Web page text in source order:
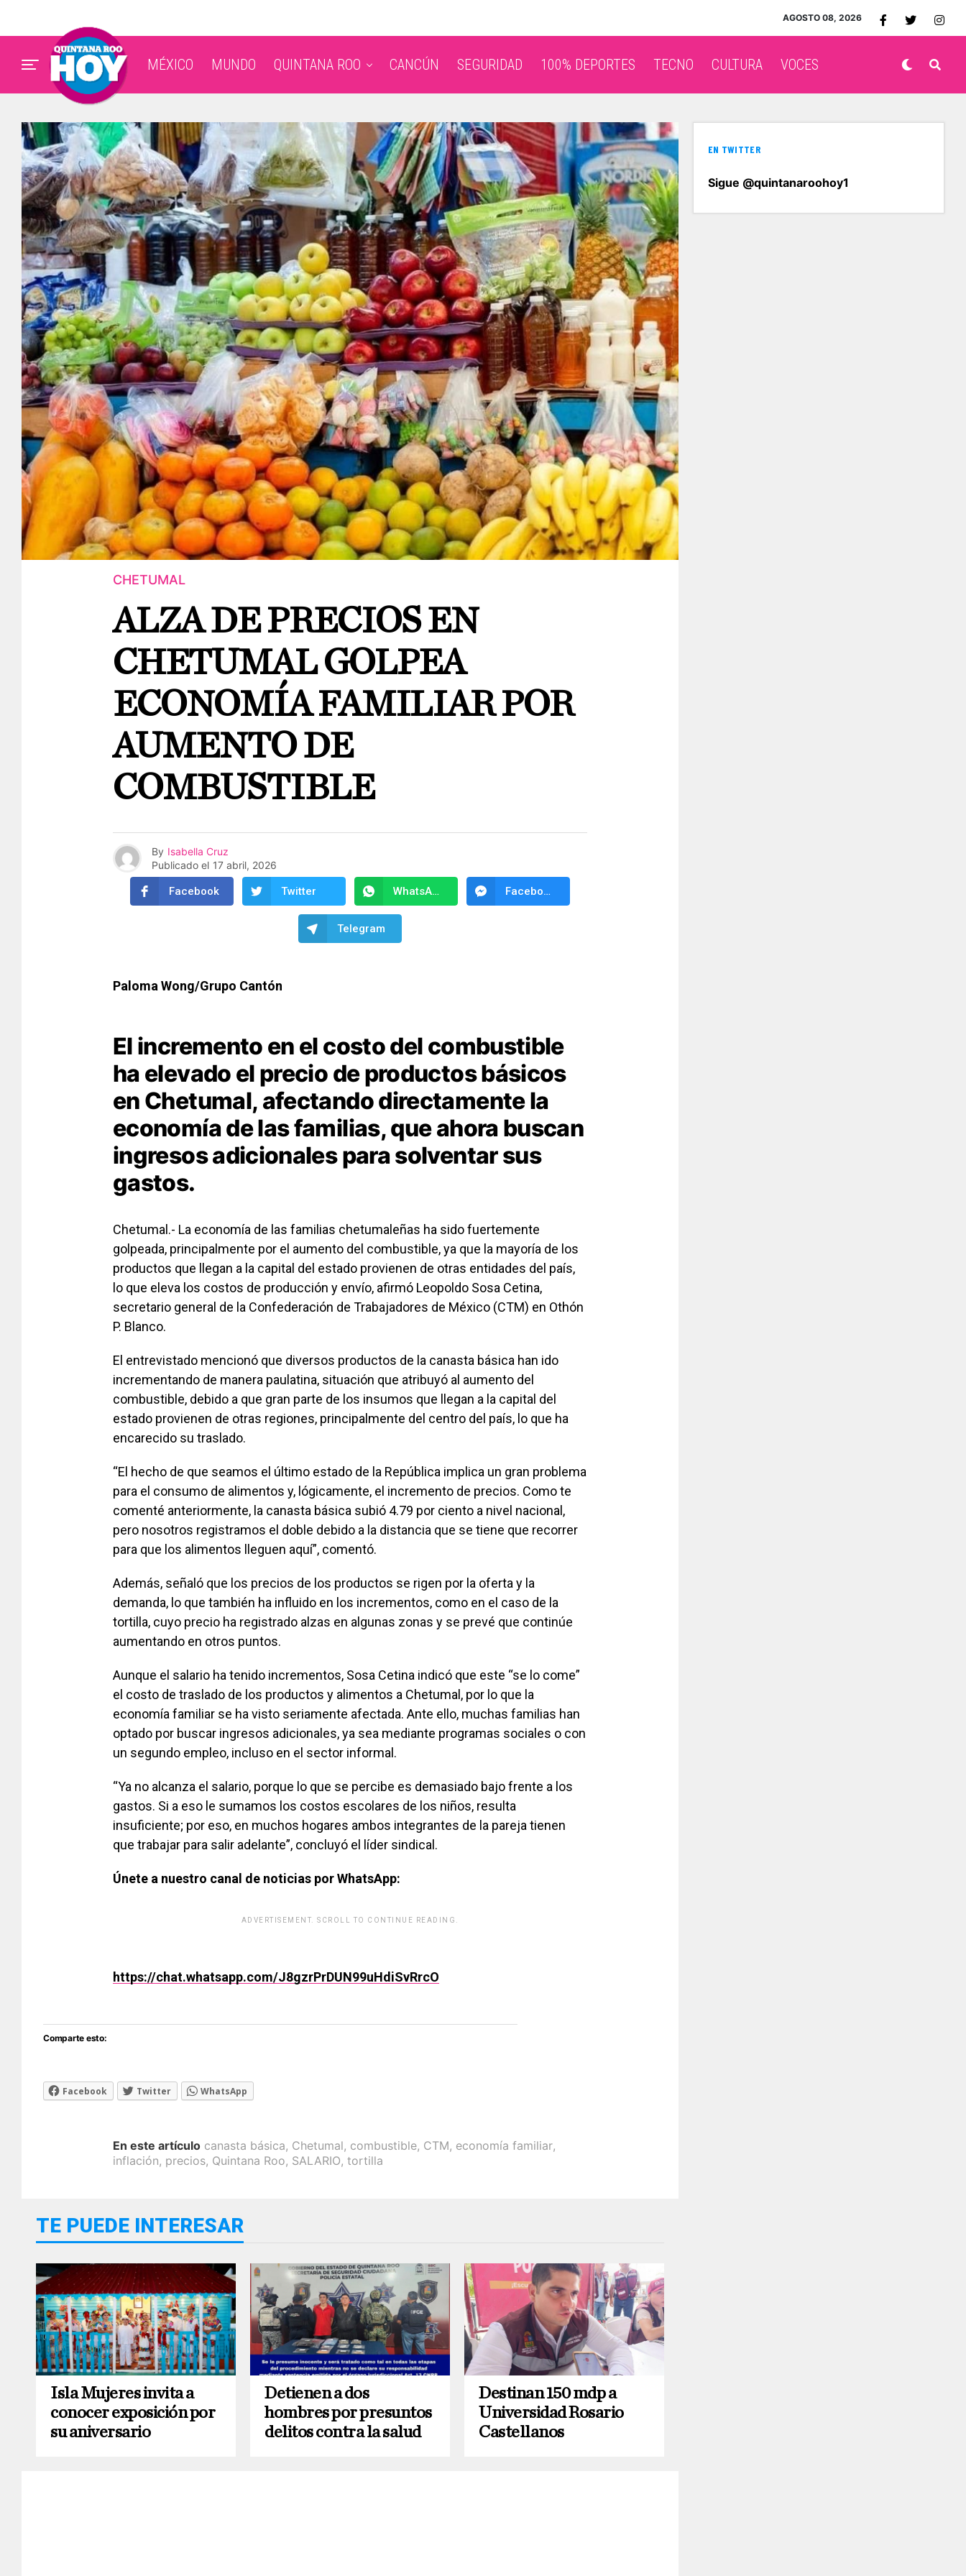
AGOSTO 08, 2026
MÉXICO MUNDO QUINTANA ROO CANCÚN SEGURIDAD 100% DEPORTES TECNO CULTURA VOCES
CHETUMAL
ALZA DE PRECIOS EN
CHETUMAL GOLPEA
ECONOMÍA FAMILIAR POR
AUMENTO DE
COMBUSTIBLE
By Isabella Cruz
Publicado el 17 abril, 2026
Facebook Twitter WhatsApp Facebook Messenger
Telegram
Paloma Wong/Grupo Cantón
El incremento en el costo del combustible
ha elevado el precio de productos básicos
en Chetumal, afectando directamente la
economía de las familias, que ahora buscan
ingresos adicionales para solventar sus
gastos.
Chetumal.- La economía de las familias chetumaleñas ha sido fuertemente
golpeada, principalmente por el aumento del combustible, ya que la mayoría de los
productos que llegan a la capital del estado provienen de otras entidades del país,
lo que eleva los costos de producción y envío, afirmó Leopoldo Sosa Cetina,
secretario general de la Confederación de Trabajadores de México (CTM) en Othón
P. Blanco.
El entrevistado mencionó que diversos productos de la canasta básica han ido
incrementando de manera paulatina, situación que atribuyó al aumento del
combustible, debido a que gran parte de los insumos que llegan a la capital del
estado provienen de otras regiones, principalmente del centro del país, lo que ha
encarecido su traslado.
“El hecho de que seamos el último estado de la República implica un gran problema
para el consumo de alimentos y, lógicamente, el incremento de precios. Como te
comenté anteriormente, la canasta básica subió 4.79 por ciento a nivel nacional,
pero nosotros registramos el doble debido a la distancia que se tiene que recorrer
para que los alimentos lleguen aquí”, comentó.
Además, señaló que los precios de los productos se rigen por la oferta y la
demanda, lo que también ha influido en los incrementos, como en el caso de la
tortilla, cuyo precio ha registrado alzas en algunas zonas y se prevé que continúe
aumentando en otros puntos.
Aunque el salario ha tenido incrementos, Sosa Cetina indicó que este “se lo come”
el costo de traslado de los productos y alimentos a Chetumal, por lo que la
economía familiar se ha visto seriamente afectada. Ante ello, muchas familias han
optado por buscar ingresos adicionales, ya sea mediante programas sociales o con
un segundo empleo, incluso en el sector informal.
“Ya no alcanza el salario, porque lo que se percibe es demasiado bajo frente a los
gastos. Si a eso le sumamos los costos escolares de los niños, resulta
insuficiente; por eso, en muchos hogares ambos integrantes de la pareja tienen
que trabajar para salir adelante”, concluyó el líder sindical.
Únete a nuestro canal de noticias por WhatsApp:
ADVERTISEMENT. SCROLL TO CONTINUE READING.
https://chat.whatsapp.com/J8gzrPrDUN99uHdiSvRrcO
Comparte esto:
Facebook Twitter WhatsApp
En este artículo canasta básica, Chetumal, combustible, CTM, economía familiar,
inflación, precios, Quintana Roo, SALARIO, tortilla
TE PUEDE INTERESAR
Isla Mujeres invita a
conocer exposición por
su aniversario
Detienen a dos
hombres por presuntos
delitos contra la salud
Destinan 150 mdp a
Universidad Rosario
Castellanos
EN TWITTER
Sigue @quintanaroohoy1